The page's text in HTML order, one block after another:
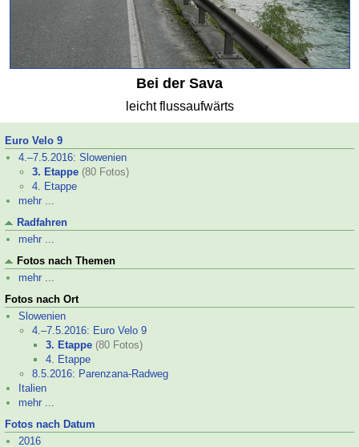
Bei der Sava
leicht flussaufwärts
Euro Velo 9
4.–7.5.2016: Slowenien
3. Etappe (80 Fotos)
4. Etappe
mehr ...
Radfahren
mehr ...
Fotos nach Themen
mehr ...
Fotos nach Ort
Slowenien
4.–7.5.2016: Euro Velo 9
3. Etappe (80 Fotos)
4. Etappe
8.5.2016: Parenzana-Radweg
Italien
mehr ...
Fotos nach Datum
2016